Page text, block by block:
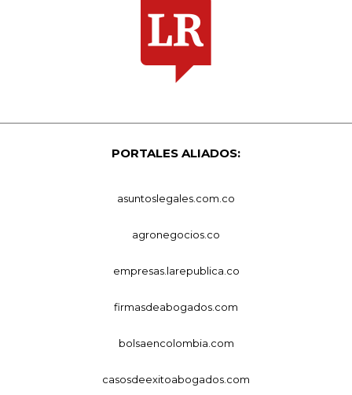
PORTALES ALIADOS:
asuntoslegales.com.co
agronegocios.co
empresas.larepublica.co
firmasdeabogados.com
bolsaencolombia.com
casosdeexitoabogados.com